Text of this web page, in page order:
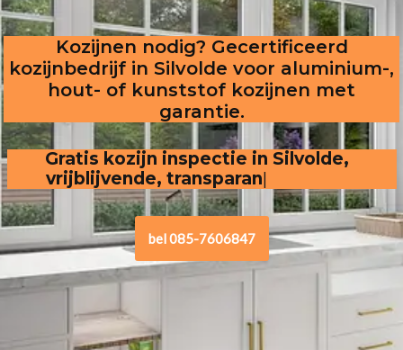
Kozijnen nodig? Gecertificeerd
kozijnbedrijf in Silvolde voor aluminium-,
hout- of kunststof kozijnen met
garantie.
Gratis kozijn inspectie in Silvolde,
vrijblijvende, transparante offerte
bel 085-7606847